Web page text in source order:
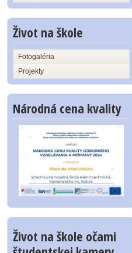
Život na škole
Fotogaléria
Projekty
Národná cena kvality
Život na škole očami